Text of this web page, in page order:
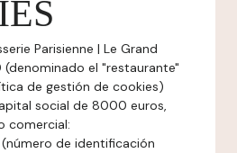
Parisienne | Le Grand
(denominado el "restaurante"
de gestión de cookies)
social de 8000 euros,
comercial:
de identificación